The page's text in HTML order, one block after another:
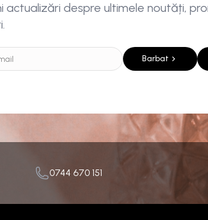
despre ultimele noutăți,
Barbat
0744 670 151